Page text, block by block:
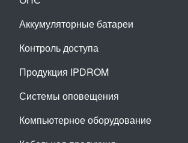
Аккумуляторные батареи
Контроль доступа
Продукция IPDROM
Системы оповещения
Компьютерное оборудование